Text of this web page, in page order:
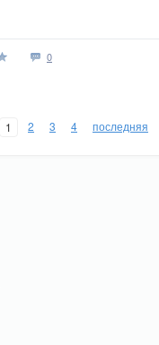
0
1 2 3 4 последняя